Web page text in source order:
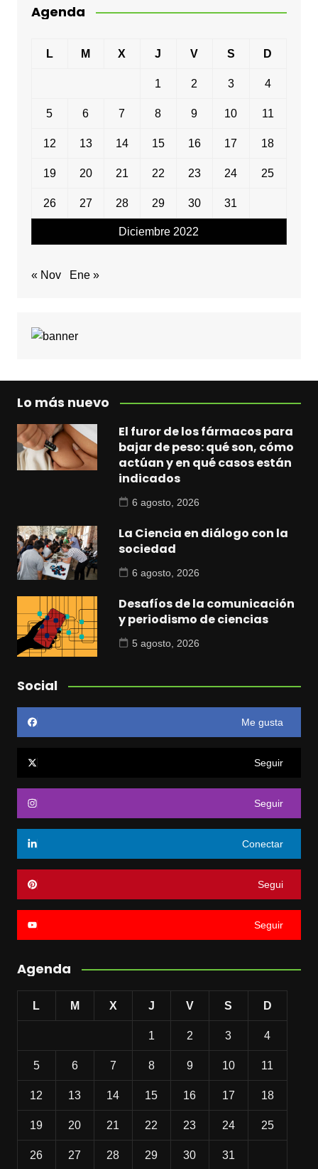
Agenda
Diciembre 2022
L M X J V S D
1 2 3 4
5 6 7 8 9 10 11
12 13 14 15 16 17 18
19 20 21 22 23 24 25
26 27 28 29 30 31
« Nov Ene »
Lo más nuevo
El furor de los fármacos para
bajar de peso: qué son, cómo
actúan y en qué casos están
indicados
6 agosto, 2026
La Ciencia en diálogo con la
sociedad
6 agosto, 2026
Desafíos de la comunicación
y periodismo de ciencias
5 agosto, 2026
Social
Me gusta
Seguir
Seguir
Conectar
Segui
Seguir
Agenda
L M X J V S D
1 2 3 4
5 6 7 8 9 10 11
12 13 14 15 16 17 18
19 20 21 22 23 24 25
26 27 28 29 30 31